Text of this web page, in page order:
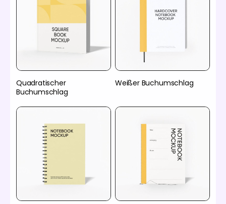
Quadratischer
Buchumschlag
Weißer Buchumschlag